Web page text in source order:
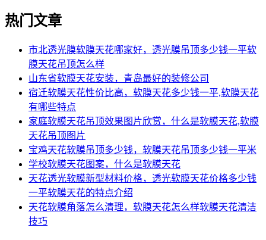
热门文章
市北透光膜软膜天花哪家好，透光膜吊顶多少钱一平软
膜天花吊顶怎么样
山东省软膜天花安装，青岛最好的装修公司
宿迁软膜天花性价比高，软膜天花多少钱一平,软膜天花
有哪些特点
家庭软膜天花吊顶效果图片欣赏，什么是软膜天花,软膜
天花吊顶图片
宝鸡天花软膜吊顶多少钱，软膜天花吊顶多少钱一平米
学校软膜天花图案，什么是软膜天花
天花透光软膜新型材料价格，透光软膜天花价格多少钱
一平软膜天花的特点介绍
天花软膜角落怎么清理，软膜天花怎么样软膜天花清洁
技巧